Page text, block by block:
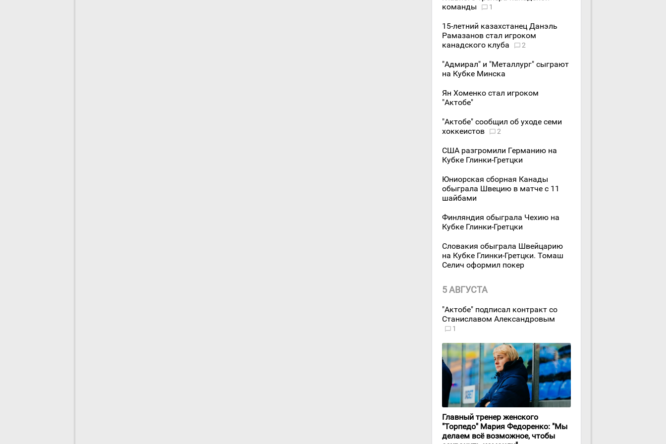
команды
1
15-летний казахстанец Данэль
Рамазанов стал игроком
канадского клуба
2
"Адмирал" и "Металлург" сыграют
на Кубке Минска
Ян Хоменко стал игроком
"Актобе"
"Актобе" сообщил об уходе семи
хоккеистов
2
США разгромили Германию на
Кубке Глинки-Гретцки
Юниорская сборная Канады
обыграла Швецию в матче с 11
шайбами
Финляндия обыграла Чехию на
Кубке Глинки-Гретцки
Словакия обыграла Швейцарию
на Кубке Глинки-Гретцки. Томаш
Селич оформил покер
5 АВГУСТА
"Актобе" подписал контракт со
Станиславом Александровым
1
Главный тренер женского
"Торпедо" Мария Федоренко: "Мы
делаем всё возможное, чтобы